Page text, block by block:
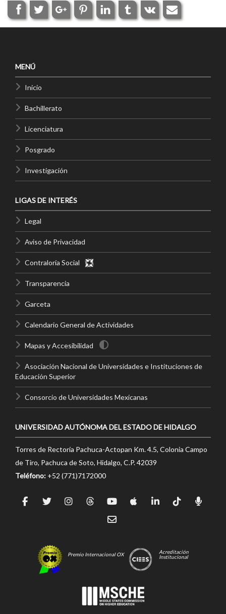
MENÚ
Inicio
Bachillerato
Licenciatura
Posgrado
Investigación
LIGAS DE INTERÉS
Legal
Aviso de Privacidad
Contraloría Social
Transparencia
Garceta
Calendario General de Actividades
Mapas y Accesibilidad
Asociación Nacional de Universidades e Instituciones de
Educación Superior
Consorcio de Universidades Mexicanas
UNIVERSIDAD AUTÓNOMA DEL ESTADO DE HIDALGO
Torres de Rectoría Pachuca-Actopan Km. 4.5, Colonia Campo
de Tiro, Pachuca de Soto, Hidalgo, C.P. 42039
Teléfono: +52 (771)7172000
Premio Internacional OX
Acreditación
Institucional